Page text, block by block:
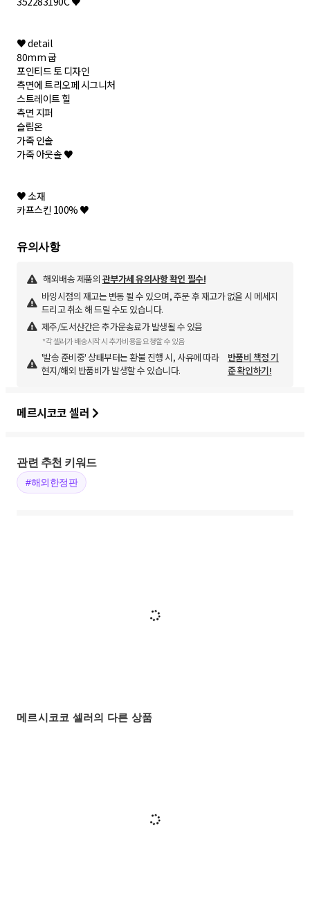
♥ detail
80mm 굽
포인티드 토 디자인
측면에 트리오페 시그니처
스트레이트 힐
측면 지퍼
슬립온
가죽 인솔
가죽 아웃솔 ♥
♥ 소재
카프스킨 100% ♥
유의사항
해외배송 제품의 관부가세 유의사항 확인 필수!
바잉시점의 재고는 변동 될 수 있으며, 주문 후 재고가 없을 시 메세지
드리고 취소 해 드릴 수도 있습니다.
제주/도서산간은 추가운송료가 발생될 수 있음
*각 셀러가 배송시작 시 추가비용을 요청할 수 있음
'발송 준비중' 상태부터는 환불 진행 시, 사유에 따라
현지/해외 반품비가 발생할 수 있습니다.
반품비 책정 기
준 확인하기!
메르시코코 셀러
관련 추천 키워드
#해외한정판
메르시코코 셀러의 다른 상품